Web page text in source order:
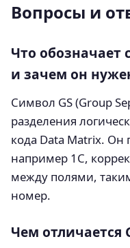
Вопросы и
Что обозначает
и зачем он
Символ GS (Group
разделения
кода Data Matrix. Он
например 1С,
между полями,
номер.
Чем отличается